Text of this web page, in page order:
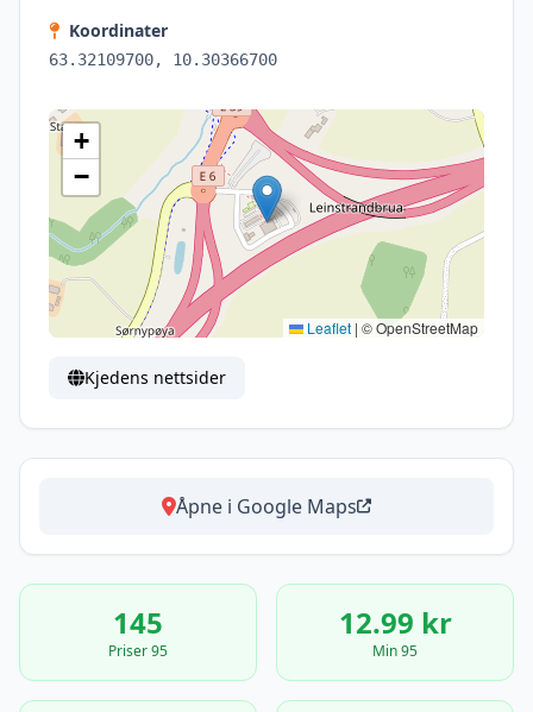
Koordinater
63.32109700, 10.30366700
+
−
Leaflet | © OpenStreetMap
Kjedens nettsider
Åpne i Google Maps
145
Priser 95
12.99 kr
Min 95